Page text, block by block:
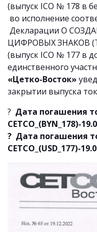
(выпуск ICO № 178 в
во исполнение
Декларации О
ЦИФРОВЫХ ЗНАКОВ
(выпуск ICO № 177 в
единственного
«Цетко-Восток»
закрытии выпуска
? Дата погашения
CETCO_(BYN_178)-
? Дата погашения
CETCO_(USD_177)-